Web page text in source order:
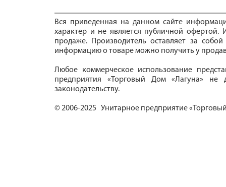
Вся приведенная на данном сайте
характер и не является публичной офертой.
продаже. Производитель оставляет за
информацию о товаре можно получить у
Любое коммерческое использование
предприятия «Торговый Дом «Лагуна» не
законодательству.
© 2006-2025 Унитарное предприятие